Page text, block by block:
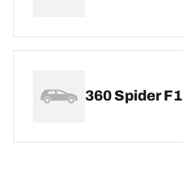
360 Spider F1